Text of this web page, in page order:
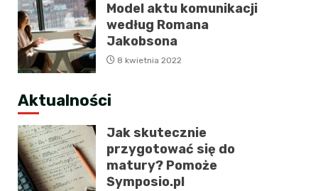
Model aktu komunikacji
według Romana
Jakobsona
8 kwietnia 2022
Aktualności
Jak skutecznie
przygotować się do
matury? Pomoże
Symposio.pl